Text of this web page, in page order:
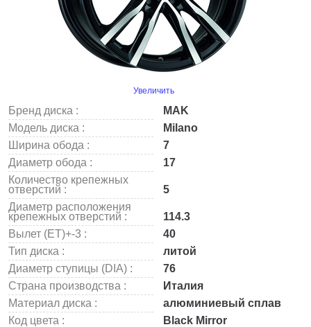
Увеличить
Бренд диска :
MAK
Модель диска :
Milano
Ширина обода :
7
Диаметр обода :
17
Количество крепежных
отверстий :
5
Диаметр расположения
крепежных отверстий :
114.3
Вылет (ET)+-3 :
40
Тип диска :
литой
Диаметр ступицы (DIA) :
76
Страна производства :
Италия
Материал диска :
алюминиевый сплав
Код цвета :
Black Mirror